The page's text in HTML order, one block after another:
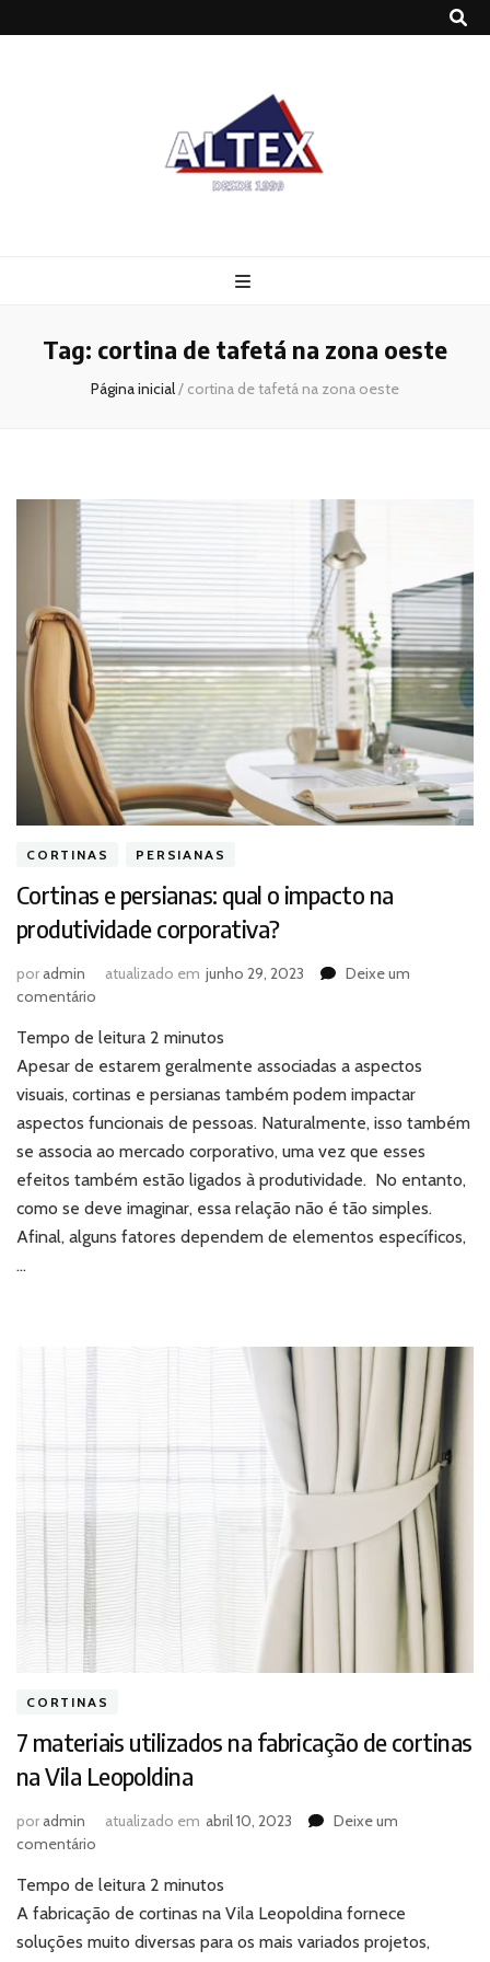
Tag: cortina de tafetá na zona oeste
Página inicial/ cortina de tafetá na zona oeste
CORTINAS PERSIANAS
Cortinas e persianas: qual o impacto na
produtividade corporativa?
poradmin atualizado em junho 29, 2023
Deixe um
comentário
e
persianas:
qual
impacto
na
produtividade
corporativa?
Tempo de leitura 2 minutos
Apesar de estarem geralmente associadas a aspectos
visuais, cortinas e persianas também podem impactar
aspectos funcionais de pessoas. Naturalmente, isso também
se associa ao mercado corporativo, uma vez que esses
efeitos também estão ligados à produtividade. No entanto,
como se deve imaginar, essa relação não é tão simples.
Afinal, alguns fatores dependem de elementos específicos,
…
CORTINAS
7 materiais utilizados na fabricação de cortinas
na Vila Leopoldina
poradmin atualizado em abril 10, 2023
Deixe um
comentário
materiais
utilizados
na
Tempo de leitura 2 minutos
A fabricação de cortinas na Vila Leopoldina fornece
soluções muito diversas para os mais variados projetos,